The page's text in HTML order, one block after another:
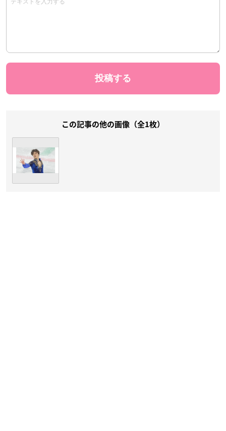
この記事の他の画像（全1枚）